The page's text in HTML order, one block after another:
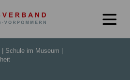
Schule im Museum